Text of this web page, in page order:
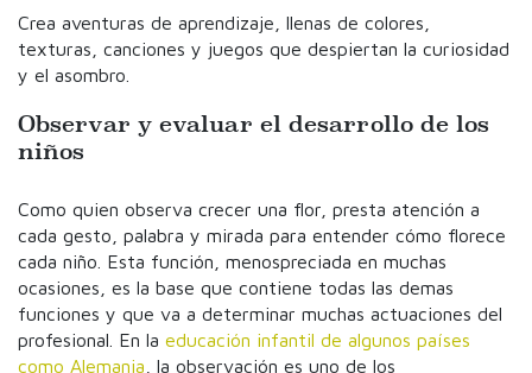
Crea aventuras de aprendizaje, llenas de colores,
texturas, canciones y juegos que despiertan la curiosidad
y el asombro.
Observar y evaluar el desarrollo de los
niños
Como quien observa crecer una flor, presta atención a
cada gesto, palabra y mirada para entender cómo florece
cada niño. Esta función, menospreciada en muchas
ocasiones, es la base que contiene todas las demas
funciones y que va a determinar muchas actuaciones del
profesional. En la educación infantil de algunos países
como Alemania , la observación es uno de los